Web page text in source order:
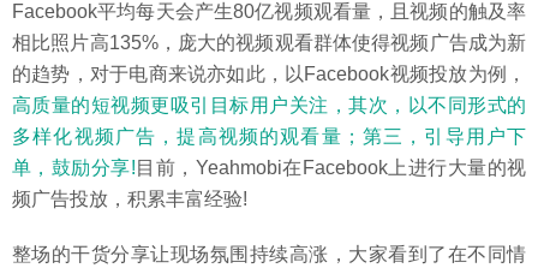
Facebook平均每天会产生80亿视频观看量，且视频的触及率
相比照片高135%，庞大的视频观看群体使得视频广告成为新
的趋势，对于电商来说亦如此，以Facebook视频投放为例，
高质量的短视频更吸引目标用户关注，其次，以不同形式的
多样化视频广告，提高视频的观看量；第三，引导用户下
单，鼓励分享! 目前，Yeahmobi在Facebook上进行大量的视
频广告投放，积累丰富经验!
整场的干货分享让现场氛围持续高涨，大家看到了在不同情